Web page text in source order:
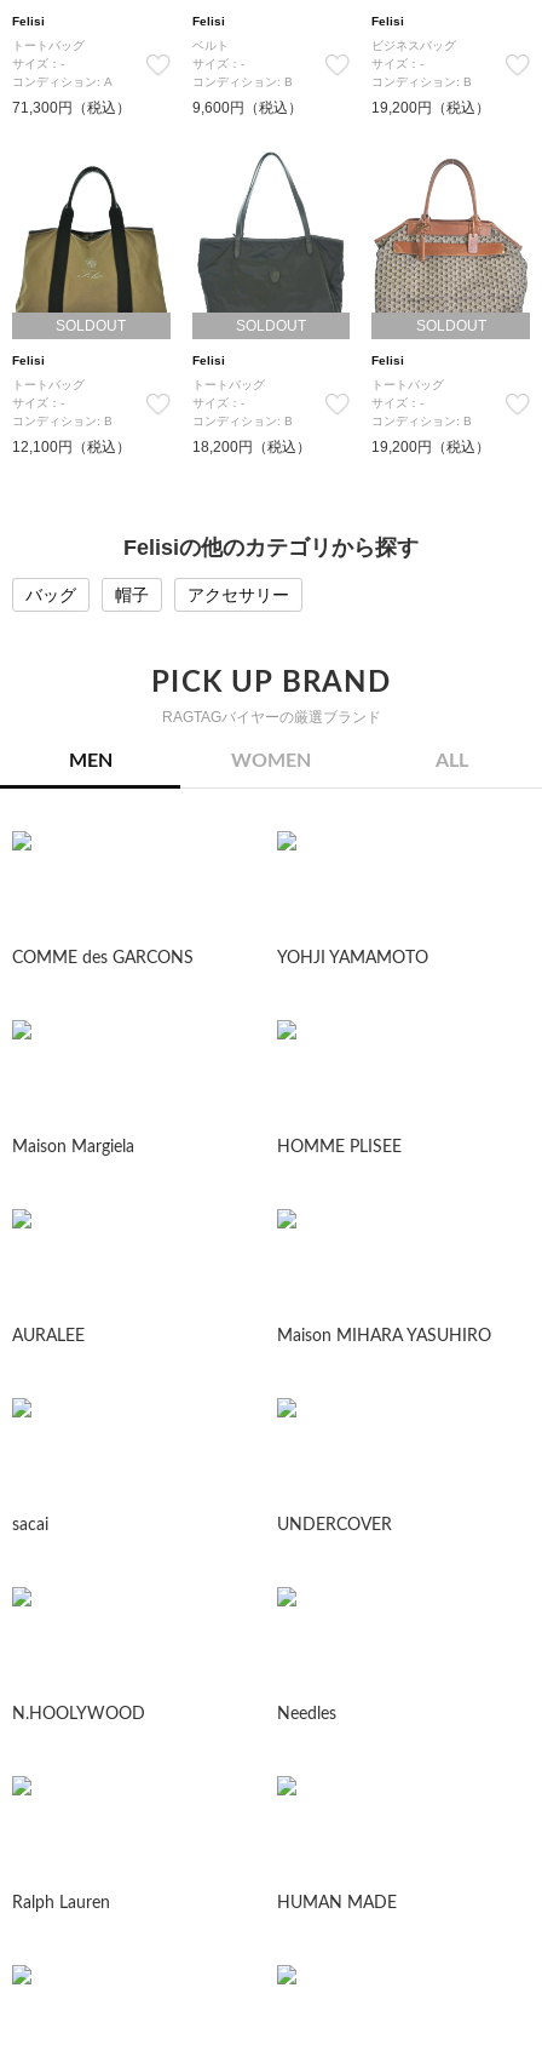
Felisi
トートバッグ
サイズ：-
コンディション: A
71,300円（税込）
Felisi
ベルト
サイズ：-
コンディション: B
9,600円（税込）
Felisi
ビジネスバッグ
サイズ：-
コンディション: B
19,200円（税込）
SOLDOUT
Felisi
トートバッグ
サイズ：-
コンディション: B
12,100円（税込）
SOLDOUT
Felisi
トートバッグ
サイズ：-
コンディション: B
18,200円（税込）
SOLDOUT
Felisi
トートバッグ
サイズ：-
コンディション: B
19,200円（税込）
Felisiの他のカテゴリから探す
バッグ 帽子 アクセサリー
PICK UP BRAND
RAGTAGバイヤーの厳選ブランド
MEN WOMEN ALL
COMME des GARCONS YOHJI YAMAMOTO
Maison Margiela HOMME PLISEE
AURALEE Maison MIHARA YASUHIRO
sacai UNDERCOVER
N.HOOLYWOOD Needles
Ralph Lauren HUMAN MADE